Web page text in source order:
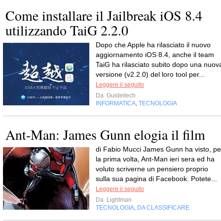
Come installare il Jailbreak iOS 8.4
utilizzando TaiG 2.2.0
Dopo che Apple ha rilasciato il nuovo
aggiornamento iOS 8.4, anche il team
TaiG ha rilasciato subito dopo una
versione (v2.2.0) del loro tool per...
Leggere il seguito
Da Guideitech
INFORMATICA TECNOLOGIA
Ant-Man: James Gunn elogia il film
di Fabio Mucci James Gunn ha visto,
la prima volta, Ant-Man ieri sera ed ha
voluto scriverne un pensiero proprio
sulla sua pagina di Facebook. Potete...
Leggere il seguito
Da Lightman
TECNOLOGIA DA CLASSIFICARE